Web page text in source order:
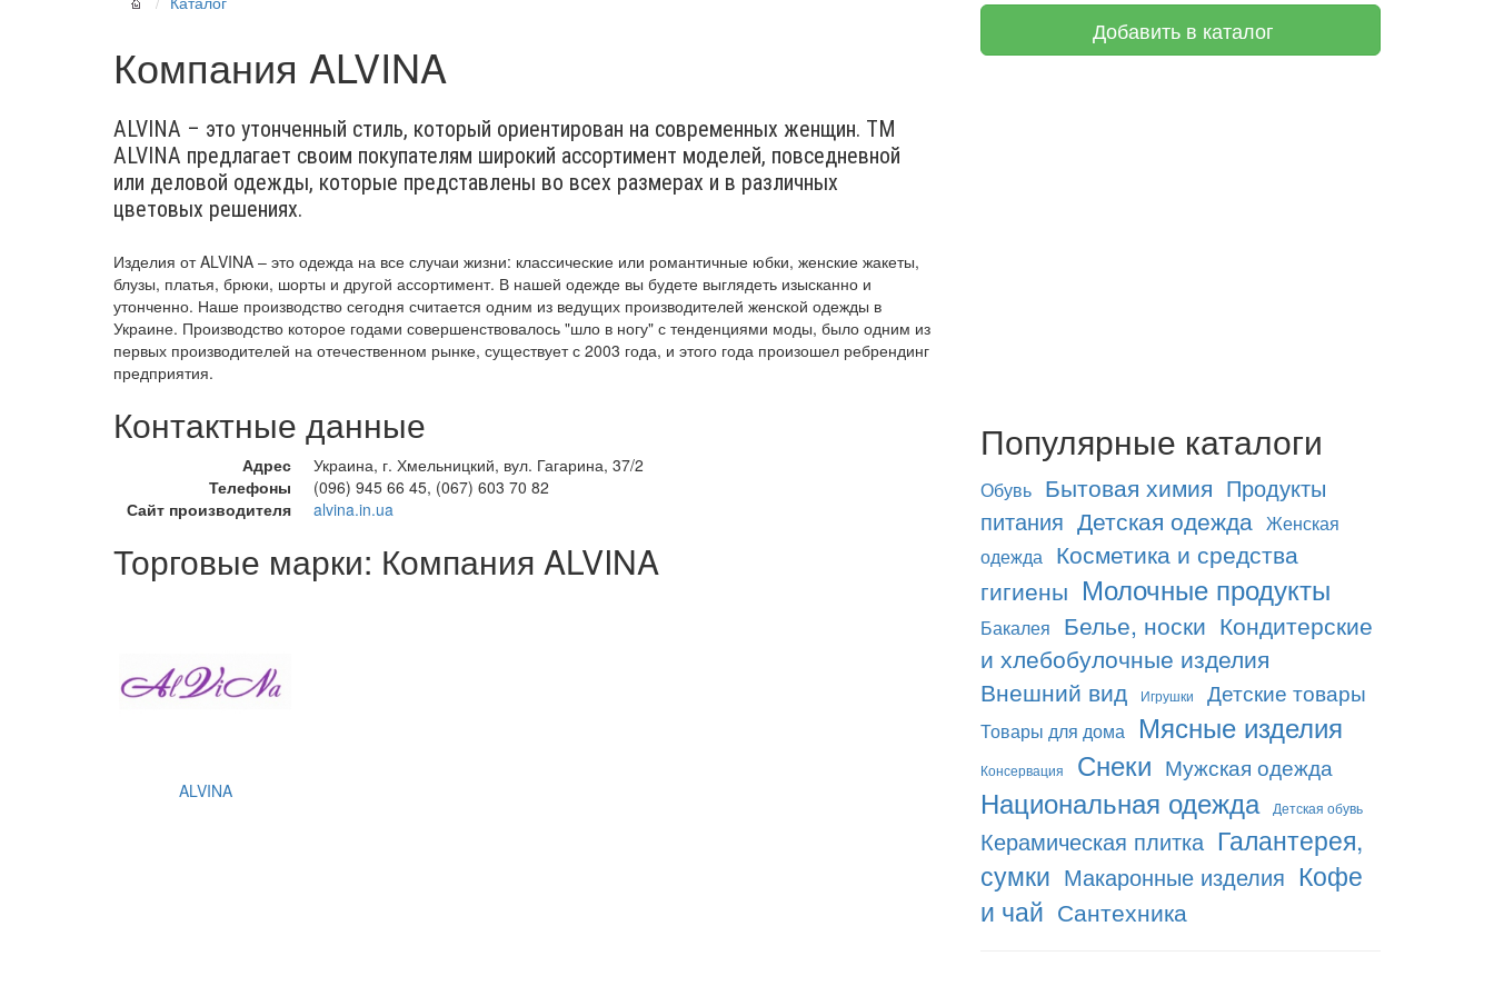
Компания ALVINA
ALVINA – это утонченный стиль, который ориентирован на современных женщин. ТМ
ALVINA предлагает своим покупателям широкий ассортимент моделей, повседневной
или деловой одежды, которые представлены во всех размерах и в различных
цветовых решениях.
Изделия от ALVINA – это одежда на все случаи жизни: классические или романтичные юбки, женские жакеты,
блузы, платья, брюки, шорты и другой ассортимент. В нашей одежде вы будете выглядеть изысканно и
утонченно. Наше производство сегодня считается одним из ведущих производителей женской одежды в
Украине. Производство которое годами совершенствовалось "шло в ногу" с тенденциями моды, было одним из
первых производителей на отечественном рынке, существует с 2003 года, и этого года произошел ребрендинг
предприятия.
Контактные данные
Адрес
Украина, г. Хмельницкий, вул. Гагарина, 37/2
Телефоны
(096) 945 66 45, (067) 603 70 82
Сайт производителя
alvina.in.ua
Торговые марки: Компания ALVINA
ALVINA
Добавить в каталог
Популярные каталоги
Обувь Бытовая химия Продукты
питания Детская одежда Женская
одежда Косметика и средства
гигиены Молочные продукты
Бакалея Белье, носки Кондитерские
и хлебобулочные изделия
Внешний вид
Игрушки Детские товары
Товары для дома Мясные изделия
Консервация Снеки Мужская одежда
Национальная одежда Детская обувь
Керамическая плитка Галантерея,
сумки Макаронные изделия Кофе
и чай Сантехника